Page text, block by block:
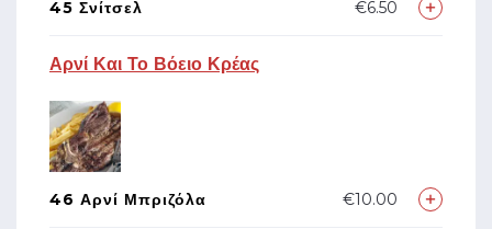
45 Σνίτσελ €6.50
Αρνί Και Το Βόειο Κρέας
46 Αρνί Μπριζόλα €10.00